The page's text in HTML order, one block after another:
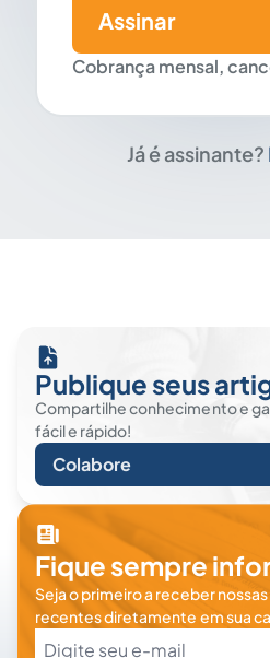
Cobrança mensal,
Assinar
Já é assinante?
Publique seus
Compartilhe conhecimento e
fácil e rápido!
Colabore
Fique sempre
Seja o primeiro a receber
recentes diretamente em sua